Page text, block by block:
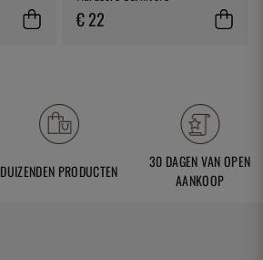
€ 22
DUIZENDEN PRODUCTEN
30 DAGEN VAN OPEN
AANKOOP